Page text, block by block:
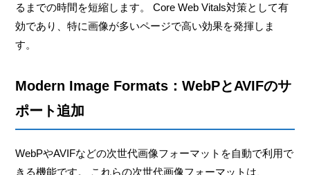
るまでの時間を短縮します。 Core Web Vitals対策として有
効であり、特に画像が多いページで高い効果を発揮しま
す。
Modern Image Formats：WebPとAVIFのサ
ポート追加
WebPやAVIFなどの次世代画像フォーマットを自動で利用で
きる機能です。 これらの次世代画像フォーマットは、